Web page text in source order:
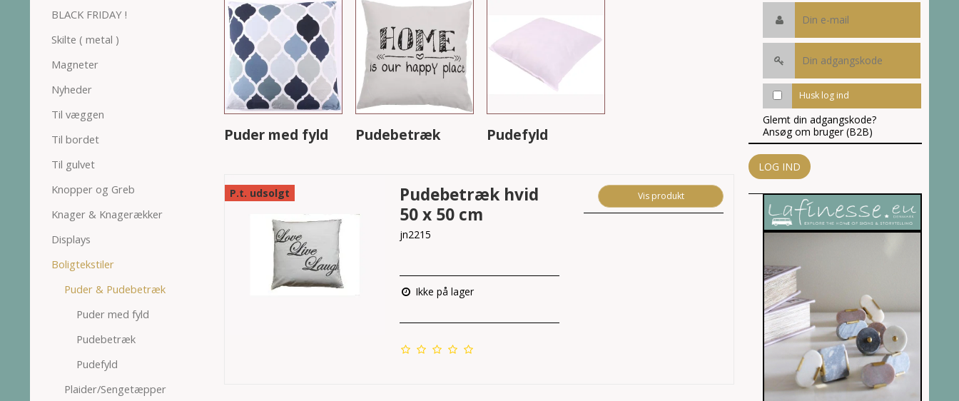
BLACK FRIDAY !
Skilte ( metal )
Magneter
Nyheder
Til væggen
Til bordet
Til gulvet
Knopper og Greb
Knager & Knagerækker
Displays
Boligtekstiler
Puder & Pudebetræk
Puder med fyld
Pudebetræk
Pudefyld
Plaider/Sengetæpper
Puder med fyld Pudebetræk Pudefyld
P.t. udsolgt
Pudebetræk hvid
50 x 50 cm
jn2215
Ikke på lager
Vis produkt
Husk log ind
Glemt din adgangskode?
Ansøg om bruger (B2B)
LOG IND